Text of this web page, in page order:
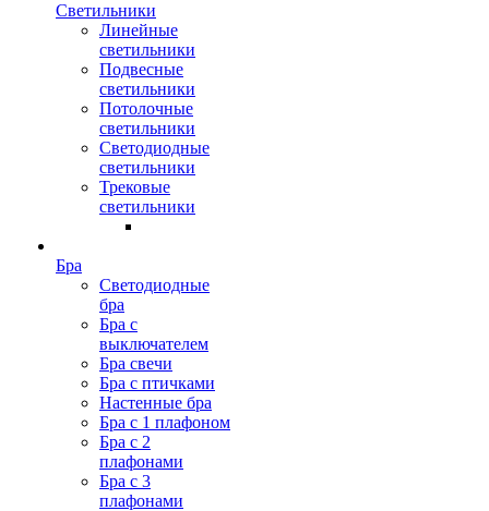
Светильники
Линейные
светильники
Подвесные
светильники
Потолочные
светильники
Светодиодные
светильники
Трековые
светильники
Бра
Светодиодные
бра
Бра с
выключателем
Бра свечи
Бра с птичками
Настенные бра
Бра с 1 плафоном
Бра с 2
плафонами
Бра с 3
плафонами